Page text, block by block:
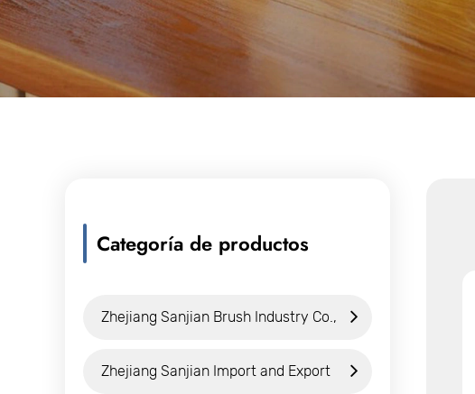
Categoría de productos
Zhejiang Sanjian Brush Industry Co.,
Ltd.
Zhejiang Sanjian Import and Export